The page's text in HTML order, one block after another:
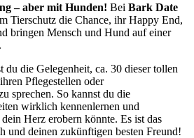
– aber mit Hunden! Bei Bark Date
Tierschutz die Chance, ihr Happy End,
bringen Mensch und Hund auf einer
du die Gelegenheit, ca. 30 dieser tollen
Pflegestellen oder
sprechen. So kannst du die
wirklich kennenlernen und
Herz erobern könnte. Es ist das
und deinen zukünftigen besten Freund!